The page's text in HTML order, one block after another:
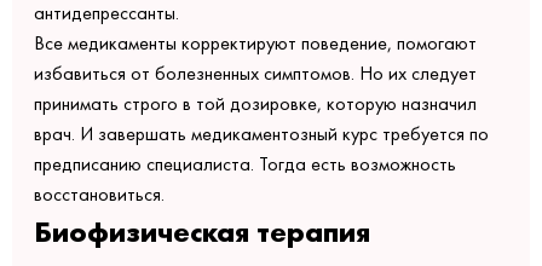
антидепрессанты.
Все медикаменты корректируют поведение, помогают
избавиться от болезненных симптомов. Но их следует
принимать строго в той дозировке, которую назначил
врач. И завершать медикаментозный курс требуется по
предписанию специалиста. Тогда есть возможность
восстановиться.
Биофизическая терапия